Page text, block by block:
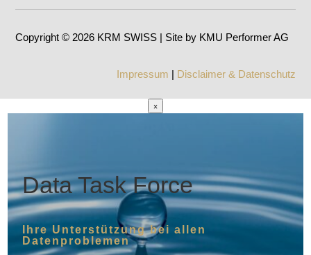
Copyright © 2026 KRM SWISS | Site by KMU Performer AG
Impressum | Disclaimer & Datenschutz
×
Data Task Force
Ihre Unterstützung bei allen
Datenproblemen